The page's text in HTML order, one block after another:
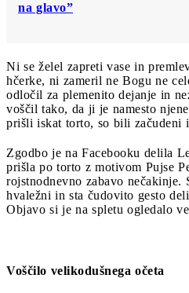
na glavo”
Ni se želel zapreti vase in
hčerke, ni zameril ne Bogu ne
odločil za plemenito dejanje in
voščil tako, da ji je namesto
prišli iskat torto, so bili začudeni
Zgodbo je na Facebooku delila
prišla po torto z motivom Pujse
rojstnodnevno zabavo nečakinje.
hvaležni in sta čudovito gesto
Objavo si je na spletu ogledalo
Voščilo velikodušnega očeta